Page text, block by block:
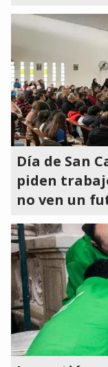
Día de San
piden
no ven un